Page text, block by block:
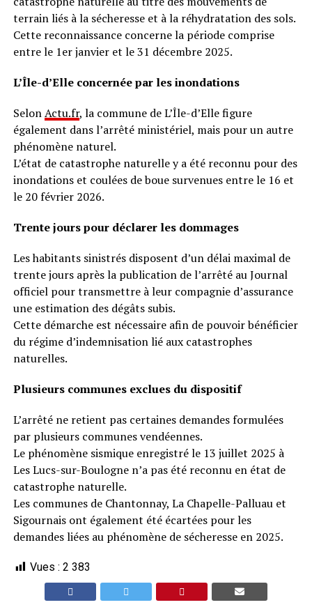
terrain liés à la sécheresse et à la réhydratation des sols.
Cette reconnaissance concerne la période comprise
entre le 1er janvier et le 31 décembre 2025.
L’Île-d’Elle concernée par les inondations
SelonActu.fr, la commune de L’Île-d’Elle figure
également dans l’arrêté ministériel, mais pour un autre
phénomène naturel.
L’état de catastrophe naturelle y a été reconnu pour des
inondations et coulées de boue survenues entre le 16 et
le 20 février 2026.
Trente jours pour déclarer les dommages
Les habitants sinistrés disposent d’un délai maximal de
trente jours après la publication de l’arrêté au Journal
officiel pour transmettre à leur compagnie d’assurance
une estimation des dégâts subis.
Cette démarche est nécessaire afin de pouvoir bénéficier
du régime d’indemnisation lié aux catastrophes
naturelles.
Plusieurs communes exclues du dispositif
L’arrêté ne retient pas certaines demandes formulées
par plusieurs communes vendéennes.
Le phénomène sismique enregistré le 13 juillet 2025 à
Les Lucs-sur-Boulogne n’a pas été reconnu en état de
catastrophe naturelle.
Les communes de Chantonnay, La Chapelle-Palluau et
Sigournais ont également été écartées pour les
demandes liées au phénomène de sécheresse en 2025.
Vues : 2 383